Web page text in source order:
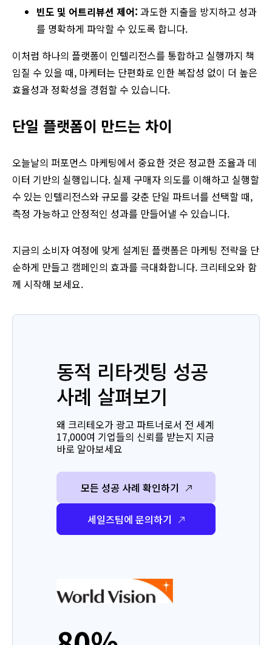
빈도 및 어트리뷰션 제어: 과도한 지출을 방지하고 성과
를 명확하게 파악할 수 있도록 합니다.
이처럼 하나의 플랫폼이 인텔리전스를 통합하고 실행까지 책
임질 수 있을 때, 마케터는 단편화로 인한 복잡성 없이 더 높은
효율성과 정확성을 경험할 수 있습니다.
단일 플랫폼이 만드는 차이
오늘날의 퍼포먼스 마케팅에서 중요한 것은 정교한 조율과 데
이터 기반의 실행입니다. 실제 구매자 의도를 이해하고 실행할
수 있는 인텔리전스와 규모를 갖춘 단일 파트너를 선택할 때,
측정 가능하고 안정적인 성과를 만들어낼 수 있습니다.
지금의 소비자 여정에 맞게 설계된 플랫폼은 마케팅 전략을 단
순하게 만들고 캠페인의 효과를 극대화합니다. 크리테오와 함
께 시작해 보세요.
동적 리타겟팅 성공
사례 살펴보기
왜 크리테오가 광고 파트너로서 전 세계
17,000여 기업들의 신뢰를 받는지 지금
바로 알아보세요
모든 성공 사례 확인하기
세일즈팀에 문의하기